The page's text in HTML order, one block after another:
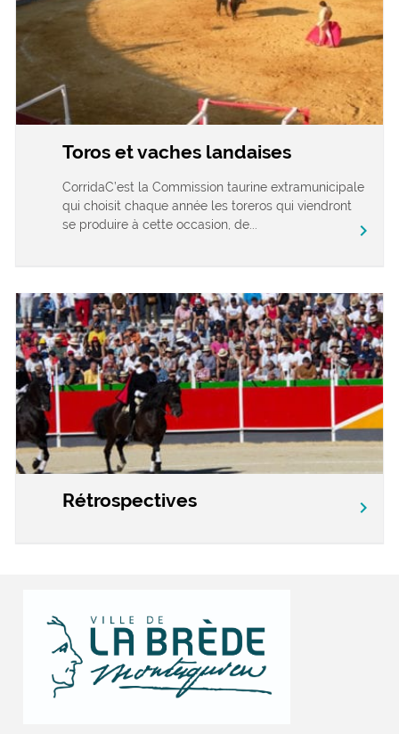
Toros et vaches landaises
CorridaC’est la Commission taurine extramunicipale
qui choisit chaque année les toreros qui viendront
se produire à cette occasion, de...
chevron_right
Rétrospectives chevron_right